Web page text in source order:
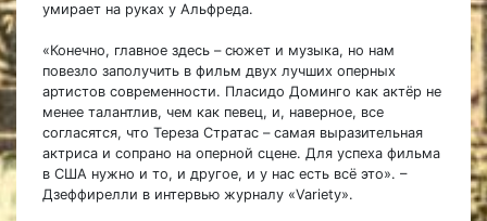
умирает на руках у Альфреда.
«Конечно, главное здесь – сюжет и музыка, но нам
повезло заполучить в фильм двух лучших оперных
артистов современности. Пласидо Доминго как актёр не
менее талантлив, чем как певец, и, наверное, все
согласятся, что Тереза Стратас – самая выразительная
актриса и сопрано на оперной сцене. Для успеха фильма
в США нужно и то, и другое, и у нас есть всё это». –
Дзеффирелли в интервью журналу «Variety».